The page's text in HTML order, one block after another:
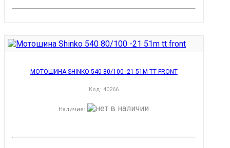
МОТОШИНА SHINKO 540 80/100 -21 51M TT FRONT
Код:40266
Наличие: